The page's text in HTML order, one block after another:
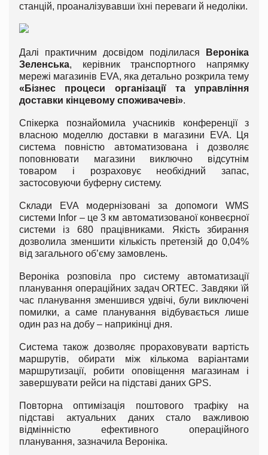
станцій, проаналізувавши їхні переваги й недоліки.
Далі практичним досвідом поділилася
Вероніка
Зеленська, керівник транспортного напрямку
мережі магазинів EVA, яка детально розкрила тему
«Бізнес процеси організації та управління
доставки кінцевому споживачеві».
Спікерка познайомила учасників конференції з
власною моделлю доставки в магазини EVA. Ця
система повністю автоматизована і дозволяє
поповнювати магазини виключно відсутнім
товаром і розраховує необхідний запас,
застосовуючи буферну систему.
Склади EVA модернізовані за допомоги WMS
системи Infor – це 3 км автоматизованої конвеєрної
системи із 680 працівниками. Якість збирання
дозволила зменшити кількість претензій до 0,04%
від загального об’єму замовлень.
Вероніка розповіла про систему автоматизації
планування операційних задач ORTEC. Завдяки їй
час планування зменшився удвічі, були виключені
помилки, а саме планування відбувається лише
один раз на добу – наприкінці дня.
Система також дозволяє прораховувати вартість
маршрутів, обирати між кількома варіантами
маршрутизації, робити оповіщення магазинам і
завершувати рейси на підставі даних GPS.
Повторна оптимізація поштового трафіку на
підставі актуальних даних стало важливою
відмінністю ефективного операційного
планування, зазначила Вероніка.